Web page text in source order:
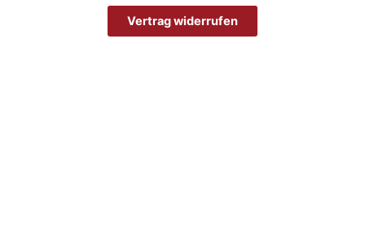
Vertrag widerrufen